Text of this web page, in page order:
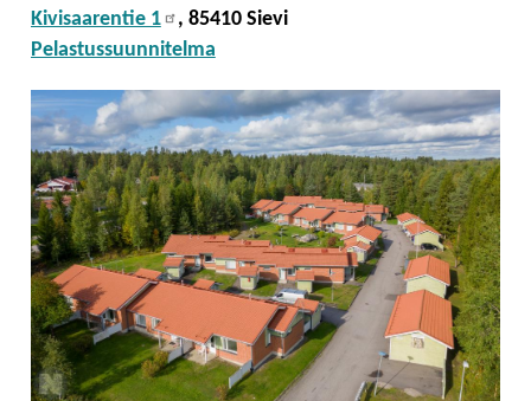
Kivisaarentie 1
, 85410 Sievi
Pelastussuunnitelma